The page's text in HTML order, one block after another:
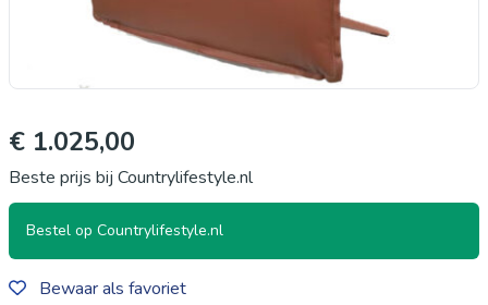
€ 1.025,00
Beste prijs bij Countrylifestyle.nl
Bestel op Countrylifestyle.nl
Bewaar als favoriet